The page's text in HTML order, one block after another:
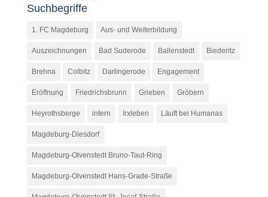
Suchbegriffe
1. FC Magdeburg Aus- und Weiterbildung
Auszeichnungen Bad Suderode Ballenstedt Biederitz
Brehna Colbitz Darlingerode Engagement
Eröffnung Friedrichsbrunn Grieben Gröbern
Heyrothsberge intern Irxleben Läuft bei Humanas
Magdeburg-Diesdorf
Magdeburg-Olvenstedt Bruno-Taut-Ring
Magdeburg-Olvenstedt Hans-Grade-Straße